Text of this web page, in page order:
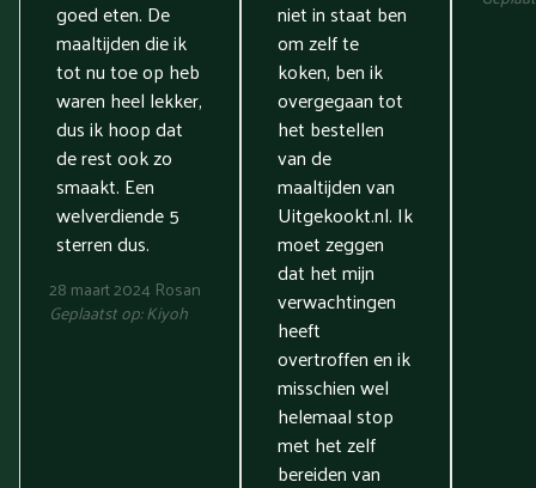
goed eten. De
maaltijden die ik
tot nu toe op heb
waren heel lekker,
dus ik hoop dat
de rest ook zo
smaakt. Een
welverdiende 5
sterren dus.
28 maart 2024 Rosan
Geplaatst op:Kiyoh
niet in staat ben
om zelf te
koken, ben ik
overgegaan tot
het bestellen
van de
maaltijden van
Uitgekookt.nl. Ik
moet zeggen
dat het mijn
verwachtingen
heeft
overtroffen en ik
misschien wel
helemaal stop
met het zelf
bereiden van